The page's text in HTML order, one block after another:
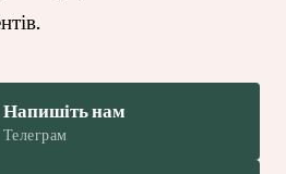
Напишіть нам
Телеграм